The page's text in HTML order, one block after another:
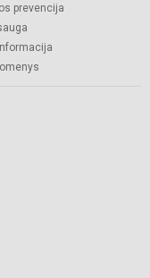
prevencija